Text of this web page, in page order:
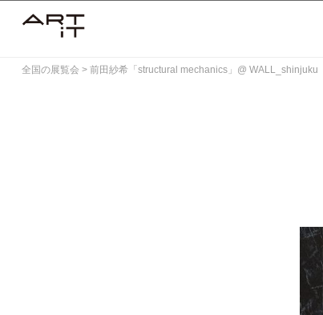
全国の展覧会 > 前田紗希「structural mechanics」@ WALL_shinjuku